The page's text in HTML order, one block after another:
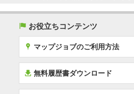
( お役立ちコンテンツ
x マップジョブのご利用方法
í 無料履歴書ダウンロード